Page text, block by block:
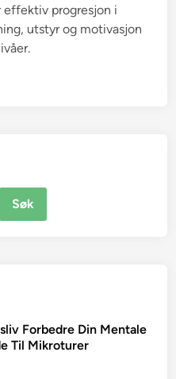
progresjon i
utstyr og motivasjon
Forbedre Din Mentale
Til Mikroturer